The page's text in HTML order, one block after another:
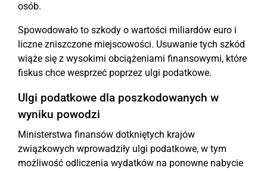
osób.
Spowodowało to szkody o wartości miliardów euro i
liczne zniszczone miejscowości. Usuwanie tych szkód
wiąże się z wysokimi obciążeniami finansowymi, które
fiskus chce wesprzeć poprzez ulgi podatkowe.
Ulgi podatkowe dla poszkodowanych w
wyniku powodzi
Ministerstwa finansów dotkniętych krajów
związkowych wprowadziły ulgi podatkowe, w tym
możliwość odliczenia wydatków na ponowne nabycie